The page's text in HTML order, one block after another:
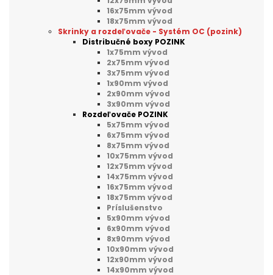
16x75mm vývod
18x75mm vývod
Skrinky a rozdeľovače - Systém OC (pozink)
Distribučné boxy POZINK
1x75mm vývod
2x75mm vývod
3x75mm vývod
1x90mm vývod
2x90mm vývod
3x90mm vývod
Rozdeľovače POZINK
5x75mm vývod
6x75mm vývod
8x75mm vývod
10x75mm vývod
12x75mm vývod
14x75mm vývod
16x75mm vývod
18x75mm vývod
Príslušenstvo
5x90mm vývod
6x90mm vývod
8x90mm vývod
10x90mm vývod
12x90mm vývod
14x90mm vývod